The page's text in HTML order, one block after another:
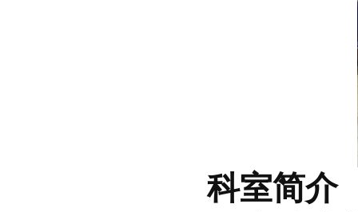
科室简介